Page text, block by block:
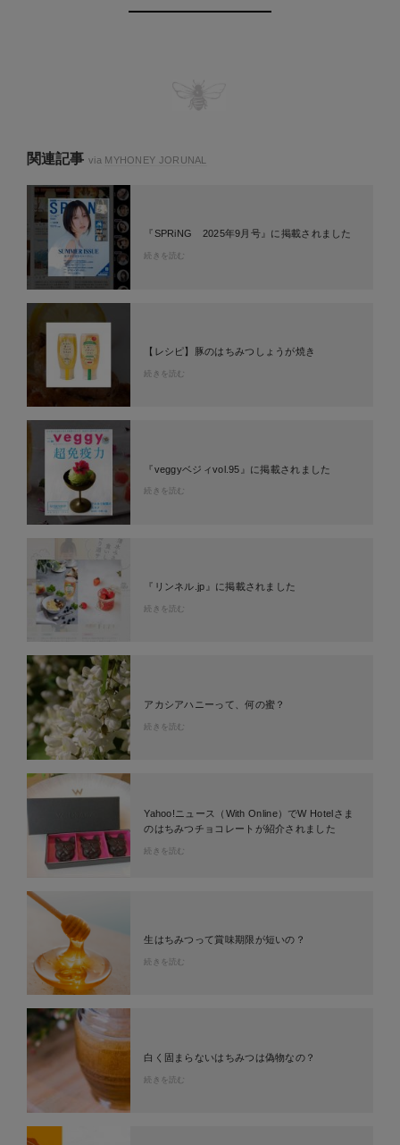
関連記事via MYHONEY JORUNAL
『SPRiNG 2025年9月号』に掲載されました
続きを読む
【レシピ】豚のはちみつしょうが焼き
続きを読む
『veggyベジィvol.95』に掲載されました
続きを読む
『リンネル.jp』に掲載されました
続きを読む
アカシアハニーって、何の蜜？
続きを読む
Yahoo!ニュース（With Online）でW Hotelさま
のはちみつチョコレートが紹介されました
続きを読む
生はちみつって賞味期限が短いの？
続きを読む
白く固まらないはちみつは偽物なの？
続きを読む